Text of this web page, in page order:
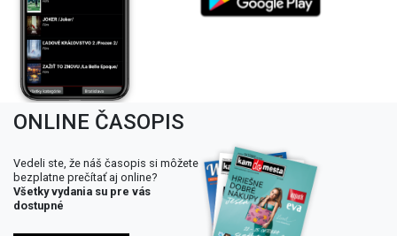
ONLINE ČASOPIS
Vedeli ste, že náš časopis si môžete
bezplatne prečítať aj online?
Všetky vydania su pre vás
dostupné